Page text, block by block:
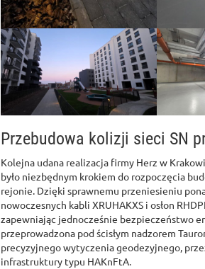
Przebudowa kolizji sieci SN
Kolejna udana realizacja firmy Herz w
było niezbędnym krokiem do rozpoczęcia
rejonie. Dzięki sprawnemu przeniesieniu
nowoczesnych kabli XRUHAKXS i osłon
zapewniając jednocześnie bezpieczeństwo
przeprowadzona pod ścisłym nadzorem
precyzyjnego wytyczenia geodezyjnego,
infrastruktury typu HAKnFtA.